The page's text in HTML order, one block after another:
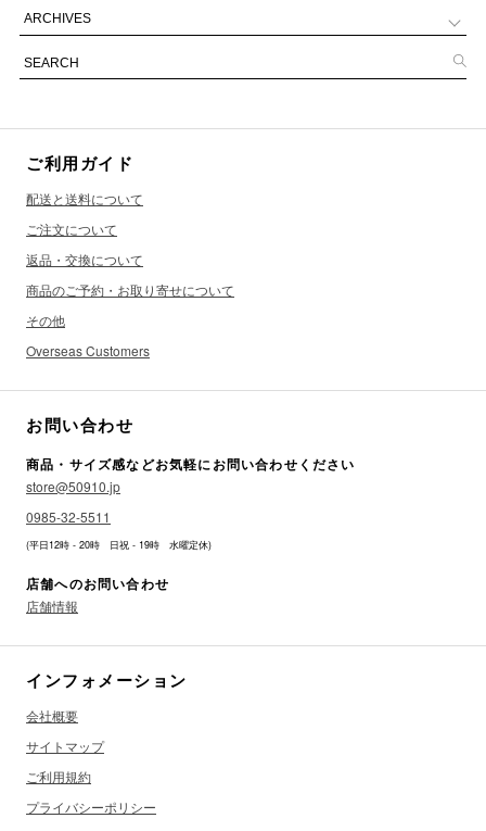
ご利用ガイド
配送と送料について
ご注文について
返品・交換について
商品のご予約・お取り寄せについて
その他
Overseas Customers
お問い合わせ
商品・サイズ感などお気軽にお問い合わせください
store@50910.jp
0985-32-5511
(平日12時 - 20時 日祝 - 19時 水曜定休)
店舗へのお問い合わせ
店舗情報
インフォメーション
会社概要
サイトマップ
ご利用規約
プライバシーポリシー